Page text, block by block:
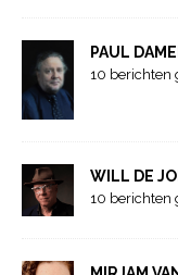
PAUL
10 berichten
WILL DE
10 berichten